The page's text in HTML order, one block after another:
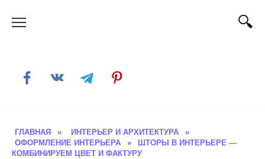
ГЛАВНАЯ » ИНТЕРЬЕР И АРХИТЕКТУРА
»
ОФОРМЛЕНИЕ ИНТЕРЬЕРА
»
ШТОРЫ В ИНТЕРЬЕРЕ —
КОМБИНИРУЕМ ЦВЕТ И ФАКТУРУ